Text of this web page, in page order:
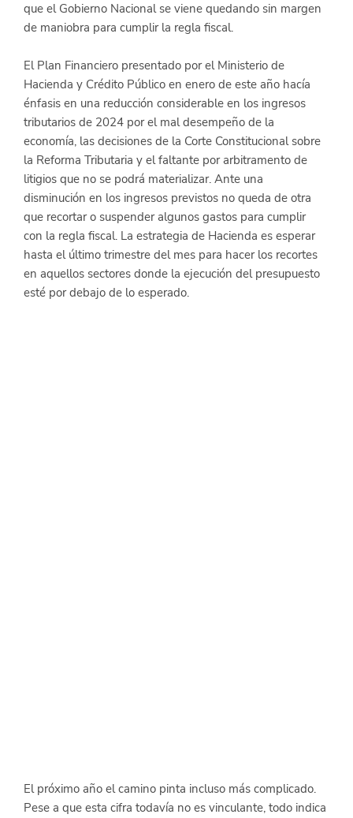
que el Gobierno Nacional se viene quedando sin margen
de maniobra para cumplir la regla fiscal.
El Plan Financiero presentado por el Ministerio de
Hacienda y Crédito Público en enero de este año hacía
énfasis en una reducción considerable en los ingresos
tributarios de 2024 por el mal desempeño de la
economía, las decisiones de la Corte Constitucional sobre
la Reforma Tributaria y el faltante por arbitramento de
litigios que no se podrá materializar. Ante una
disminución en los ingresos previstos no queda de otra
que recortar o suspender algunos gastos para cumplir
con la regla fiscal. La estrategia de Hacienda es esperar
hasta el último trimestre del mes para hacer los recortes
en aquellos sectores donde la ejecución del presupuesto
esté por debajo de lo esperado.
El próximo año el camino pinta incluso más complicado.
Pese a que esta cifra todavía no es vinculante, todo indica